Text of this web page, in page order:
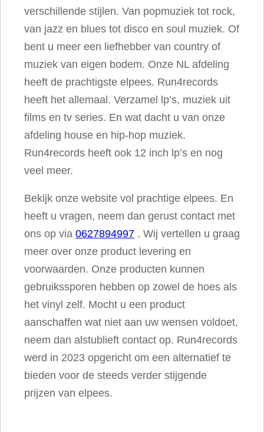
verschillende stijlen. Van popmuziek tot rock,
van jazz en blues tot disco en soul muziek. Of
bent u meer een liefhebber van country of
muziek van eigen bodem. Onze NL afdeling
heeft de prachtigste elpees. Run4records
heeft het allemaal. Verzamel lp’s, muziek uit
films en tv series. En wat dacht u van onze
afdeling house en hip-hop muziek.
Run4records heeft ook 12 inch lp’s en nog
veel meer.
Bekijk onze website vol prachtige elpees. En
heeft u vragen, neem dan gerust contact met
ons op via 0627894997 . Wij vertellen u graag
meer over onze product levering en
voorwaarden. Onze producten kunnen
gebruikssporen hebben op zowel de hoes als
het vinyl zelf. Mocht u een product
aanschaffen wat niet aan uw wensen voldoet,
neem dan alstublieft contact op. Run4records
werd in 2023 opgericht om een alternatief te
bieden voor de steeds verder stijgende
prijzen van elpees.